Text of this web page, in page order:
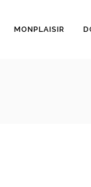
MONPLAISIR